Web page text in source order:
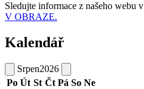
Sledujte informace z našeho webu v
V OBRAZE.
Kalendář
Srpen2026
Po Út St Čt Pá So Ne